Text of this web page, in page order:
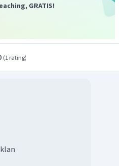
GRATIS!
(1 rating)